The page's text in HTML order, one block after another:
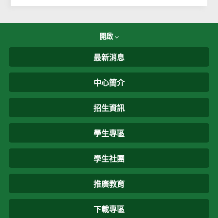
開啟
最新消息
中心簡介
招生資訊
學生專區
學生社團
推廣教育
下載專區